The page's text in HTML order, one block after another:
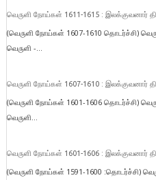
வெருளி நோய்கள் 1611-1615 : இலக்குவனார்
(வெருளி நோய்கள் 1607-1610 தொடர்ச்சி)
வெருளி -...
வெருளி நோய்கள் 1607-1610 : இலக்குவனார்
(வெருளி நோய்கள் 1601-1606 தொடர்ச்சி)
வெருளி...
வெருளி நோய்கள் 1601-1606 : இலக்குவனார்
(வெருளி நோய்கள் 1591-1600 :தொடர்ச்சி)